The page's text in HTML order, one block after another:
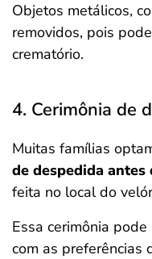
Objetos metálicos,
removidos, pois
crematório.
4. Cerimônia de
Muitas famílias
de despedida antes
feita no local do
Essa cerimônia
com as preferências